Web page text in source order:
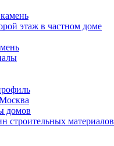
этаж в частном доме
домов
строительных материалов